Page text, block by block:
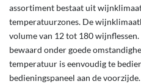
assortiment bestaat uit
temperatuurzones. De
volume van 12 tot 180
bewaard onder goede
temperatuur is eenvoudig te
bedieningspaneel aan de voorzijde.